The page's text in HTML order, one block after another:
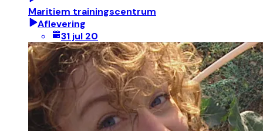
Maritiem trainingscentrum
Aflevering
31 jul 20